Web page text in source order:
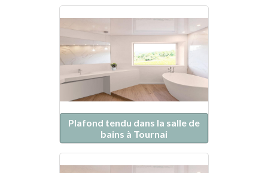
Plafond tendu dans la salle de
bains à Tournai